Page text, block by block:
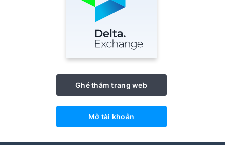
Ghé thăm trang web
Mở tài khoản